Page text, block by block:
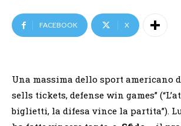
FACEBOOK X
Una massima dello sport americano
sells tickets, defense win games”
biglietti, la difesa vince la partita”).